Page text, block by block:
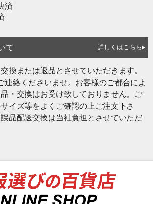
済
て 詳しくはこちら▸
換または返品とさせていただきます。
連絡くださいませ。お客様のご都合によ
・交換はお受け致しておりません。ご
イズ等をよくご確認の上ご注文下さ
品配送交換は当社負担とさせていただ